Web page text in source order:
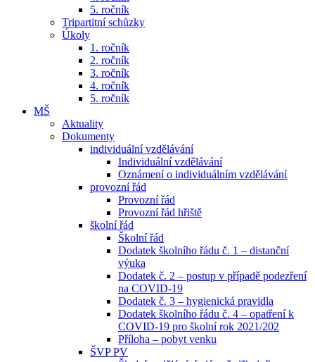
5. ročník
Tripartitní schůzky
Úkoly
1. ročník
2. ročník
3. ročník
4. ročník
5. ročník
MŠ
Aktuality
Dokumenty
individuální vzdělávání
Individuální vzdělávání
Oznámení o individuálním vzdělávání
provozní řád
Provozní řád
Provozní řád hřiště
školní řád
Školní řád
Dodatek školního řádu č. 1 – distanční
výuka
Dodatek č. 2 – postup v případě podezření
na COVID-19
Dodatek č. 3 – hygienická pravidla
Dodatek školního řádu č. 4 – opatření k
COVID-19 pro školní rok 2021/202
Příloha – pobyt venku
ŠVP PV